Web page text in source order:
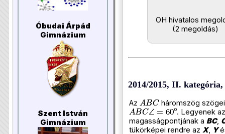
Óbudai Árpád
Gimnázium
Szent István
Gimnázium
OH hivatalos
(2 megoldás)
2014/2015, II.
Az
háromszög
. Legyenek
magasságpontjának a BC,
tükörképei rendre az X, Y